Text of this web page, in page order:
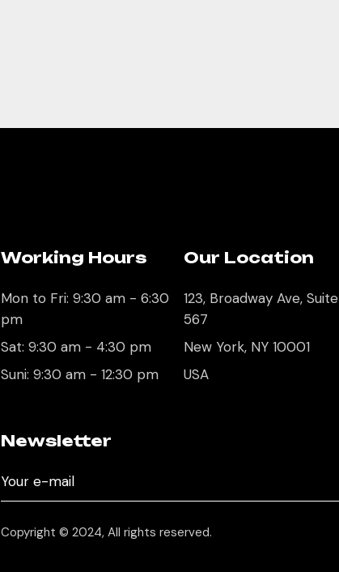
Working Hours
Mon to Fri: 9:30 am - 6:30
pm
Sat: 9:30 am - 4:30 pm
Suni: 9:30 am - 12:30 pm
Our Location
123, Broadway Ave, Suite
567
New York, NY 10001
USA
Newsletter
Copyright © 2024, All rights reserved.